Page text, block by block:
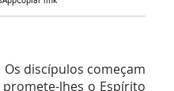
discípulos começam
lhes o Espírito